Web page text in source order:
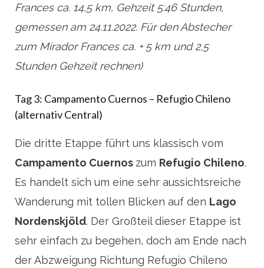
Frances ca. 14,5 km, Gehzeit 5:46 Stunden,
gemessen am 24.11.2022. Für den Abstecher
zum Mirador Frances ca. + 5 km und 2,5
Stunden Gehzeit rechnen)
Tag 3: Campamento Cuernos – Refugio Chileno
(alternativ Central)
Die dritte Etappe führt uns klassisch vom
Campamento Cuernos zum Refugio Chileno.
Es handelt sich um eine sehr aussichtsreiche
Wanderung mit tollen Blicken auf den Lago
Nordenskjöld. Der Großteil dieser Etappe ist
sehr einfach zu begehen, doch am Ende nach
der Abzweigung Richtung Refugio Chileno